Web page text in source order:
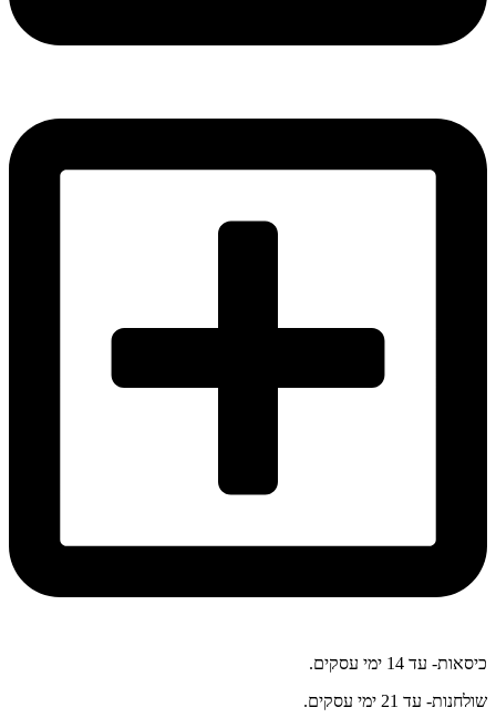
כיסאות- עד 14 ימי עסקים.
שולחנות- עד 21 ימי עסקים.